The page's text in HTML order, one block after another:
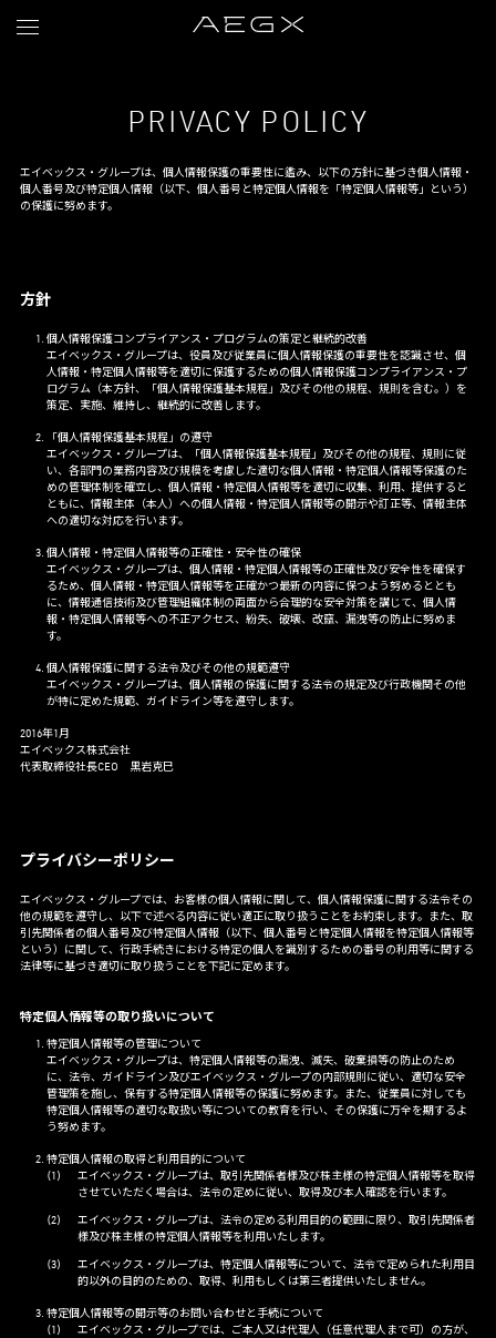
PRIVACY POLICY
エイベックス・グループは、個人情報保護の重要性に鑑み、以下の方針に基づき個人情報・
個人番号及び特定個人情報（以下、個人番号と特定個人情報を「特定個人情報等」という）
の保護に努めます。
方針
個人情報保護コンプライアンス・プログラムの策定と継続的改善
エイベックス・グループは、役員及び従業員に個人情報保護の重要性を認識させ、個
人情報・特定個人情報等を適切に保護するための個人情報保護コンプライアンス・プ
ログラム（本方針、「個人情報保護基本規程」及びその他の規程、規則を含む。）を
策定、実施、維持し、継続的に改善します。
「個人情報保護基本規程」の遵守
エイベックス・グループは、「個人情報保護基本規程」及びその他の規程、規則に従
い、各部門の業務内容及び規模を考慮した適切な個人情報・特定個人情報等保護のた
めの管理体制を確立し、個人情報・特定個人情報等を適切に収集、利用、提供すると
ともに、情報主体（本人）への個人情報・特定個人情報等の開示や訂正等、情報主体
への適切な対応を行います。
個人情報・特定個人情報等の正確性・安全性の確保
エイベックス・グループは、個人情報・特定個人情報等の正確性及び安全性を確保す
るため、個人情報・特定個人情報等を正確かつ最新の内容に保つよう努めるととも
に、情報通信技術及び管理組織体制の両面から合理的な安全対策を講じて、個人情
報・特定個人情報等への不正アクセス、紛失、破壊、改竄、漏洩等の防止に努めま
す。
個人情報保護に関する法令及びその他の規範遵守
エイベックス・グループは、個人情報の保護に関する法令の規定及び行政機関その他
が特に定めた規範、ガイドライン等を遵守します。
2016年1月
エイベックス株式会社
代表取締役社長CEO 黒岩克巳
プライバシーポリシー
エイベックス・グループでは、お客様の個人情報に関して、個人情報保護に関する法令その
他の規範を遵守し、以下で述べる内容に従い適正に取り扱うことをお約束します。また、取
引先関係者の個人番号及び特定個人情報（以下、個人番号と特定個人情報を特定個人情報等
という）に関して、行政手続きにおける特定の個人を識別するための番号の利用等に関する
法律等に基づき適切に取り扱うことを下記に定めます。
特定個人情報等の取り扱いについて
特定個人情報等の管理について
エイベックス・グループは、特定個人情報等の漏洩、滅失、破棄損等の防止のため
に、法令、ガイドライン及びエイベックス・グループの内部規則に従い、適切な安全
管理策を施し、保有する特定個人情報等の保護に努めます。また、従業員に対しても
特定個人情報等の適切な取扱い等についての教育を行い、その保護に万全を期するよ
う努めます。
特定個人情報の取得と利用目的について
エイベックス・グループは、取引先関係者様及び株主様の特定個人情報等を取得
させていただく場合は、法令の定めに従い、取得及び本人確認を行います。
エイベックス・グループは、法令の定める利用目的の範囲に限り、取引先関係者
様及び株主様の特定個人情報等を利用いたします。
エイベックス・グループは、特定個人情報等について、法令で定められた利用目
的以外の目的のための、取得、利用もしくは第三者提供いたしません。
特定個人情報等の開示等のお問い合わせと手続について
エイベックス・グループでは、ご本人又は代理人（任意代理人まで可）の方が、